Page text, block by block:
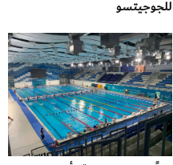
للجوجيتسو